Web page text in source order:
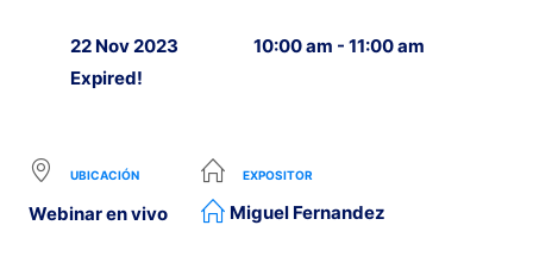
22 Nov 2023
Expired!
10:00 am - 11:00 am
UBICACIÓN
Webinar en vivo
EXPOSITOR
Miguel Fernandez